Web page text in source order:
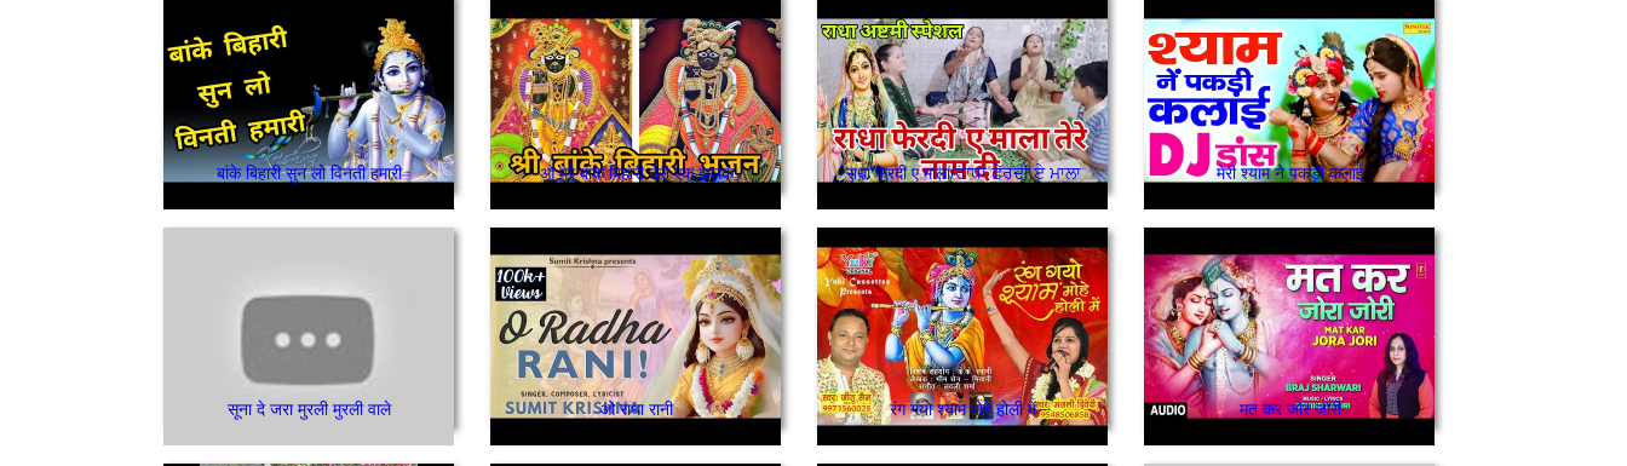
बांके बिहारी सुन लो विनती हमारी ओ मेरे बांके बिहारी तेरी एक झलक राधा फेरदी ए माला/ਰਾਧਾ ਫੇਰਦੀ ਏ ਮਾਲਾ मेरी श्याम ने पकड़ी कलाई
सूना दे जरा मुरली मुरली वाले ओ राधा रानी रंग गयो श्याम मोहे होली में मत कर जोर जोरी